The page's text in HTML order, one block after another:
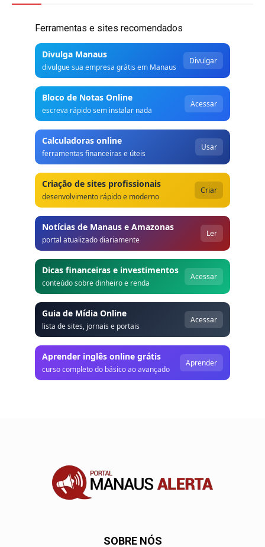
Ferramentas e sites recomendados
Divulga Manaus
divulgue sua empresa grátis em Manaus
Divulgar
Bloco de Notas Online
escreva rápido sem instalar nada
Acessar
Calculadoras online
ferramentas financeiras e úteis
Usar
Criação de sites profissionais
desenvolvimento rápido e moderno
Criar
Notícias de Manaus e Amazonas
portal atualizado diariamente
Ler
Dicas financeiras e investimentos
conteúdo sobre dinheiro e renda
Acessar
Guia de Mídia Online
lista de sites, jornais e portais
Acessar
Aprender inglês online grátis
curso completo do básico ao avançado
Aprender
SOBRE NÓS